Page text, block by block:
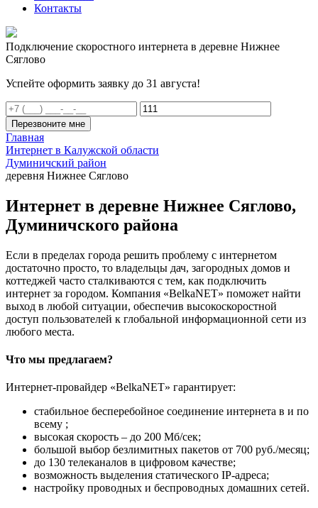
Контакты
Подключение скоростного интернета в деревне Нижнее
Сяглово
Успейте оформить заявку до 31 августа!
Перезвоните мне
Главная
Интернет в Калужской области
Думиничский район
деревня Нижнее Сяглово
Интернет в деревне Нижнее Сяглово,
Думиничского района
Если в пределах города решить проблему с интернетом
достаточно просто, то владельцы дач, загородных домов и
коттеджей часто сталкиваются с тем, как подключить
интернет за городом. Компания «BelkaNET» поможет найти
выход в любой ситуации, обеспечив высокоскоростной
доступ пользователей к глобальной информационной сети из
любого места.
Что мы предлагаем?
Интернет-провайдер «BelkaNET» гарантирует:
стабильное бесперебойное соединение интернета в и по
всему ;
высокая скорость – до 200 Мб/сек;
большой выбор безлимитных пакетов от 700 руб./месяц;
до 130 телеканалов в цифровом качестве;
возможность выделения статического IP-адреса;
настройку проводных и беспроводных домашних сетей.